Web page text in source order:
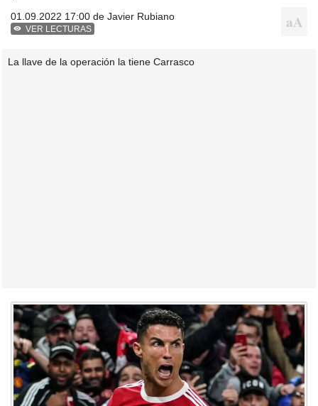
01.09.2022 17:00 de Javier Rubiano
VER LECTURAS
La llave de la operación la tiene Carrasco